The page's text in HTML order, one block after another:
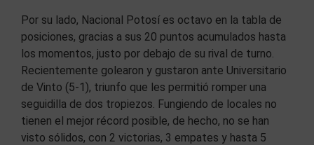
Por su lado, Nacional Potosí es octavo en la tabla de
posiciones, gracias a sus 20 puntos acumulados hasta
los momentos, justo por debajo de su rival de turno.
Recientemente golearon y gustaron ante Universitario
de Vinto (5-1), triunfo que les permitió romper una
seguidilla de dos tropiezos. Fungiendo de locales no
tienen el mejor récord posible, de hecho, no se han
visto sólidos, con 2 victorias, 3 empates y hasta 5